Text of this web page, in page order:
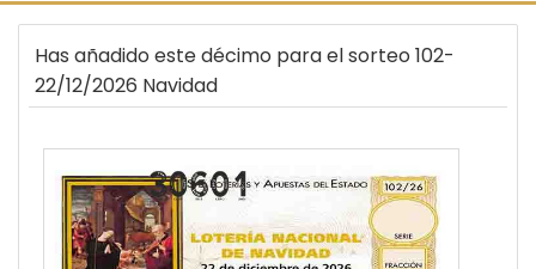
Has añadido este décimo para el sorteo 102-
22/12/2026 Navidad